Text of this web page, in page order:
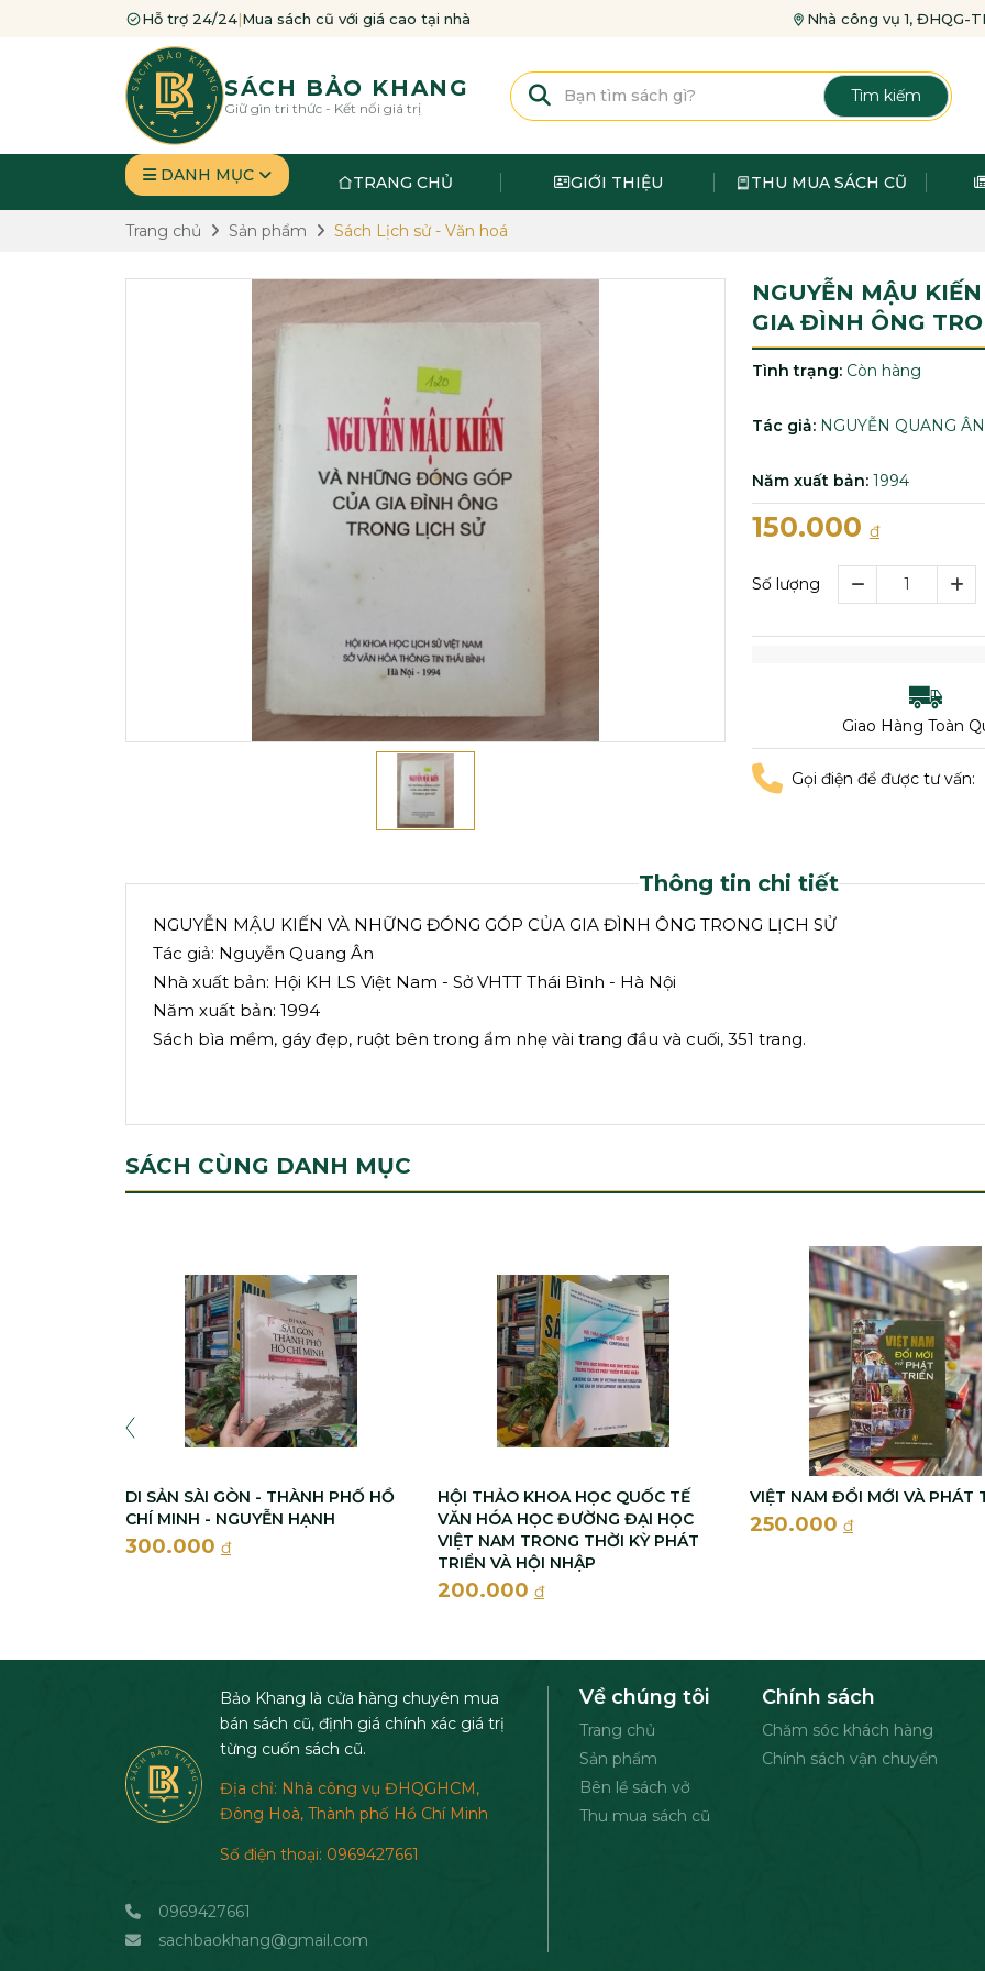
Hỗ trợ 24/24|Mua sách cũ với giá cao tại nhà Nhà công vụ 1, ĐHQG-
SÁCH BẢO KHANG
Giữ gìn tri thức - Kết nối giá trị
Tìm kiếm
DANH MỤC TRANG CHỦ GIỚI THIỆU THU MUA SÁCH CŨ
Trang chủ Sản phẩm Sách Lịch sử - Văn hoá
NGUYỄN MẬU
GIA ĐÌNH ÔNG
Tình trạng: Còn hàng
Tác giả: NGUYỄN QUANG ÂN
Năm xuất bản: 1994
150.000 đ
Số lượng
Giao Hàng Toàn
Gọi điện để được tư vấn:
Thông tin chi tiết
NGUYỄN MẬU KIẾN VÀ NHỮNG ĐÓNG GÓP CỦA GIA ĐÌNH ÔNG TRONG LỊCH SỬ
Tác giả: Nguyễn Quang Ân
Nhà xuất bản: Hội KH LS Việt Nam - Sở VHTT Thái Bình - Hà Nội
Năm xuất bản: 1994
Sách bìa mềm, gáy đẹp, ruột bên trong ẩm nhẹ vài trang đầu và cuối, 351 trang.
SÁCH CÙNG DANH MỤC
DI SẢN SÀI GÒN - THÀNH PHỐ HỒ
CHÍ MINH - NGUYỄN HẠNH
300.000 đ
HỘI THẢO KHOA HỌC QUỐC TẾ
VĂN HÓA HỌC ĐƯỜNG ĐẠI HỌC
VIỆT NAM TRONG THỜI KỲ PHÁT
TRIỂN VÀ HỘI NHẬP
200.000 đ
VIỆT NAM ĐỔI MỚI VÀ PHÁT
250.000 đ
Bảo Khang là cửa hàng chuyên mua
bán sách cũ, định giá chính xác giá trị
từng cuốn sách cũ.
Địa chỉ: Nhà công vụ ĐHQGHCM,
Đông Hoà, Thành phố Hồ Chí Minh
Số điện thoại: 0969427661
0969427661
sachbaokhang@gmail.com
Về chúng tôi
Trang chủ
Sản phẩm
Bên lề sách vở
Thu mua sách cũ
Chính sách
Chăm sóc khách hàng
Chính sách vận chuyển